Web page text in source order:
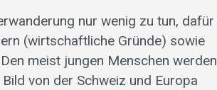
nur wenig zu tun, dafür
(wirtschaftliche Gründe) sowie
meist jungen Menschen werden
von der Schweiz und Europa